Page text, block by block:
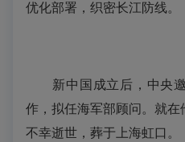
优化部署，织密长江防线。
新中国成立后，中央邀
作，拟任海军部顾问。就
不幸逝世，葬于上海虹口。